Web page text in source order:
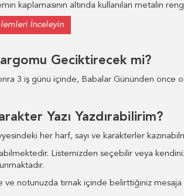
kaplamasının altında kullanılan metalin
İnceleyin
Geciktirecek mi?
3 iş günü içinde, Babalar Gününden önce
Yazı Yazdırabilirim?
her harf, sayı ve karakterler
Listemizden seçebilir veya
notunuzda tırnak içinde belirttiğiniz mesaja